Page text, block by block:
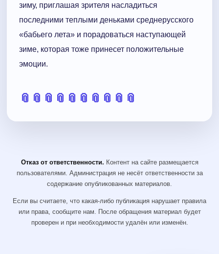
зиму, приглашая зрителя насладиться
последними теплыми деньками среднерусского
«бабьего лета» и порадоваться наступающей
зиме, которая тоже принесет положительные
эмоции.
📎 📎 📎 📎 📎 📎 📎 📎 📎 📎
Отказ от ответственности. Контент на сайте размещается
пользователями. Администрация не несёт ответственности за
содержание опубликованных материалов.
Если вы считаете, что какая-либо публикация нарушает правила
или права, сообщите нам. После обращения материал будет
проверен и при необходимости удалён или изменён.